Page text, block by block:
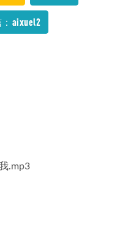
aixuel2
.mp3
假班网课教程